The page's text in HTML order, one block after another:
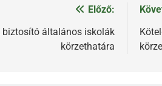
Előző:
biztosító általános iskolák
körzethatára